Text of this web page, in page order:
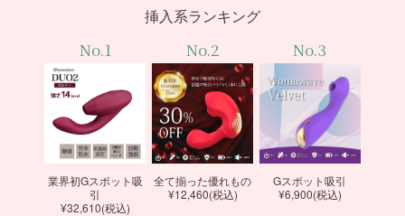
挿入系ランキング
No.1
業界初Gスポット吸
引
¥32,610(税込)
No.2
全て揃った優れもの
¥12,460(税込)
No.3
Gスポット吸引
¥6,900(税込)